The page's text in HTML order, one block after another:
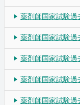
薬剤師国家試験
薬剤師国家試験
薬剤師国家試験
薬剤師国家試験
薬剤師国家試験